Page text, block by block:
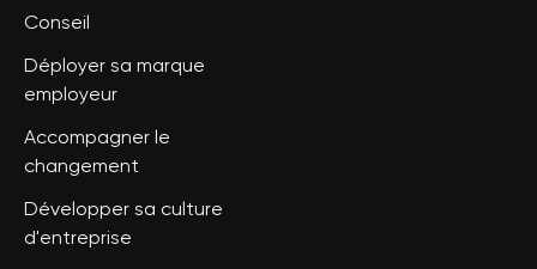
Conseil
Déployer sa marque
employeur
Accompagner le
changement
Développer sa culture
d'entreprise